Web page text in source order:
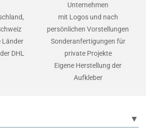
Länder
DHL
Unternehmen
mit Logos und nach
persönlichen Vorstellungen
Sonderanfertigungen für
private Projekte
Eigene Herstellung der
Aufkleber
▼